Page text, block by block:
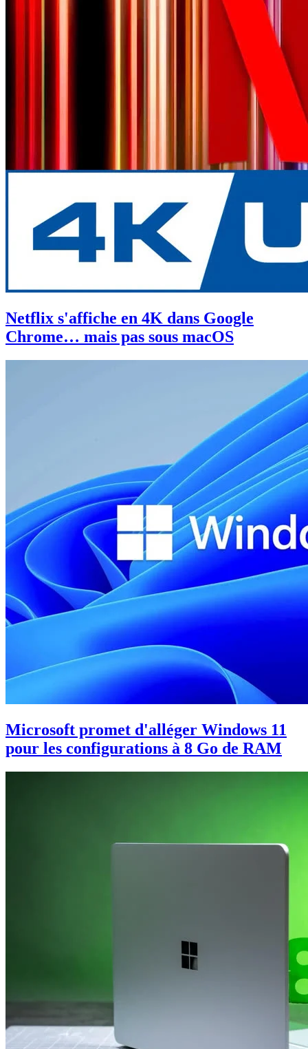
Netflix s'affiche en 4K dans Google
Chrome… mais pas sous macOS
Microsoft promet d'alléger Windows 11
pour les configurations à 8 Go de RAM